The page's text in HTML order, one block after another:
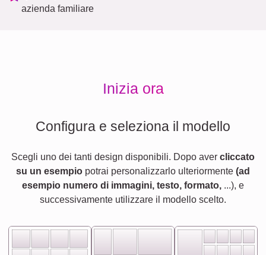
azienda familiare
Inizia ora
Configura e seleziona il modello
Scegli uno dei tanti design disponibili. Dopo aver cliccato
su un esempio potrai personalizzarlo ulteriormente (ad
esempio numero di immagini, testo, formato, ...), e
successivamente utilizzare il modello scelto.